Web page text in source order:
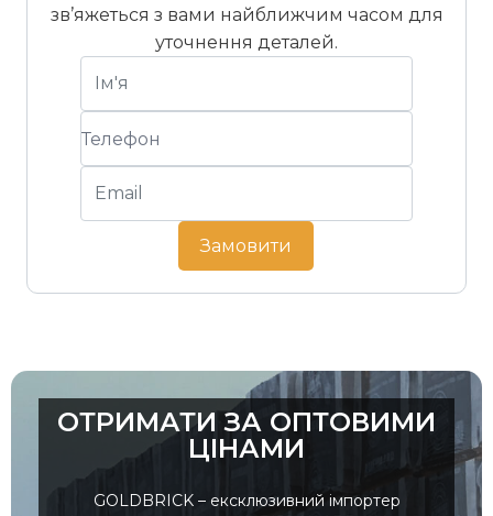
зв’яжеться з вами найближчим часом для
уточнення деталей.
Замовити
ОТРИМАТИ ЗА ОПТОВИМИ
ЦІНАМИ
GOLDBRICK – ексклюзивний імпортер